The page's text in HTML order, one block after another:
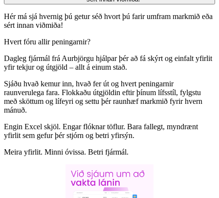
Hér má sjá hvernig þú getur séð hvort þú farir umfram markmið eða
sért innan viðmiða!
Hvert fóru allir peningarnir?
Dagleg fjármál frá Aurbjörgu hjálpar þér að fá skýrt og einfalt yfirlit
yfir tekjur og útgjöld – allt á einum stað.
Sjáðu hvað kemur inn, hvað fer út og hvert peningarnir
raunverulega fara. Flokkaðu útgjöldin eftir þínum lífsstíl, fylgstu
með sköttum og lífeyri og settu þér raunhæf markmið fyrir hvern
mánuð.
Engin Excel skjöl. Engar flóknar töflur. Bara fallegt, myndrænt
yfirlit sem gefur þér stjórn og betri yfirsýn.
Meira yfirlit. Minni óvissa. Betri fjármál.